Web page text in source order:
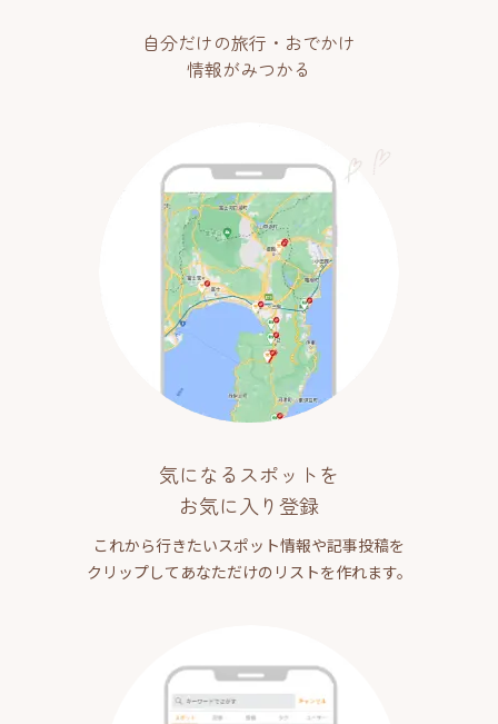
自分だけの旅行・おでかけ
情報がみつかる
気になるスポットを
お気に入り登録
これから行きたいスポット情報や記事投稿を
クリップしてあなただけのリストを作れます。